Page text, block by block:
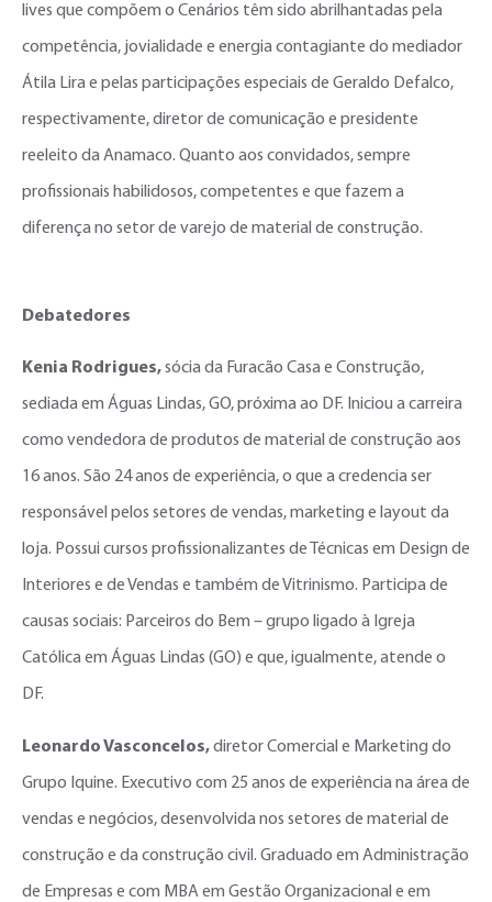
lives que compõem o Cenários têm sido abrilhantadas pela
competência, jovialidade e energia contagiante do mediador
Átila Lira e pelas participações especiais de Geraldo Defalco,
respectivamente, diretor de comunicação e presidente
reeleito da Anamaco. Quanto aos convidados, sempre
profissionais habilidosos, competentes e que fazem a
diferença no setor de varejo de material de construção.
Debatedores
Kenia Rodrigues,sócia da Furacão Casa e Construção,
sediada em Águas Lindas, GO, próxima ao DF. Iniciou a carreira
como vendedora de produtos de material de construção aos
16 anos. São 24 anos de experiência, o que a credencia ser
responsável pelos setores de vendas, marketing e layout da
loja. Possui cursos profissionalizantes de Técnicas em Design de
Interiores e de Vendas e também de Vitrinismo. Participa de
causas sociais: Parceiros do Bem – grupo ligado à Igreja
Católica em Águas Lindas (GO) e que, igualmente, atende o
DF.
Leonardo Vasconcelos,diretor Comercial e Marketing do
Grupo Iquine. Executivo com 25 anos de experiência na área de
vendas e negócios, desenvolvida nos setores de material de
construção e da construção civil. Graduado em Administração
de Empresas e com MBA em Gestão Organizacional e em